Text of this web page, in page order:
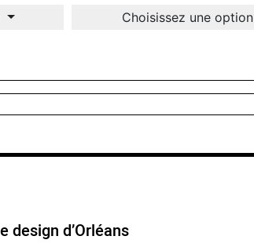
Choisissez une option
design d’Orléans